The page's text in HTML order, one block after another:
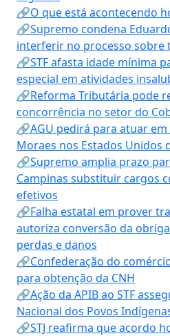
🔗O que está acontecendo
🔗Supremo condena
interferir no processo sobre
🔗STF afasta idade mínima
especial em atividades
🔗Reforma Tributária pode
concorrência no setor do
🔗AGU pedirá para atuar
Moraes nos Estados Unidos
🔗Supremo amplia prazo
Campinas substituir cargos
efetivos
🔗Falha estatal em prover
autoriza conversão da
perdas e danos
🔗Confederação do
para obtenção da CNH
🔗Ação da APIB ao STF
Nacional dos Povos
🔗STJ reafirma que acordo